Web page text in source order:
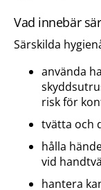
Vad innebär
Särskilda
använda
risk för
tvätta och
hålla
vid
hantera